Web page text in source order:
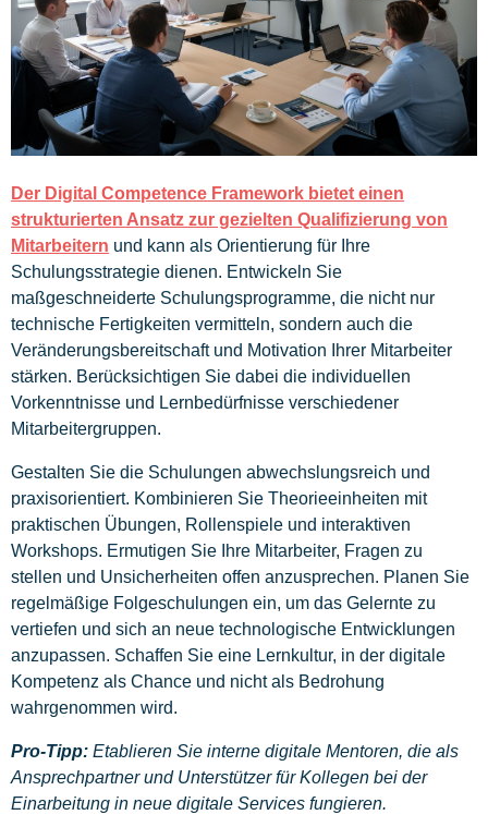
Der Digital Competence Framework bietet einen
strukturierten Ansatz zur gezielten Qualifizierung von
Mitarbeitern und kann als Orientierung für Ihre
Schulungsstrategie dienen. Entwickeln Sie
maßgeschneiderte Schulungsprogramme, die nicht nur
technische Fertigkeiten vermitteln, sondern auch die
Veränderungsbereitschaft und Motivation Ihrer Mitarbeiter
stärken. Berücksichtigen Sie dabei die individuellen
Vorkenntnisse und Lernbedürfnisse verschiedener
Mitarbeitergruppen.
Gestalten Sie die Schulungen abwechslungsreich und
praxisorientiert. Kombinieren Sie Theorieeinheiten mit
praktischen Übungen, Rollenspiele und interaktiven
Workshops. Ermutigen Sie Ihre Mitarbeiter, Fragen zu
stellen und Unsicherheiten offen anzusprechen. Planen Sie
regelmäßige Folgeschulungen ein, um das Gelernte zu
vertiefen und sich an neue technologische Entwicklungen
anzupassen. Schaffen Sie eine Lernkultur, in der digitale
Kompetenz als Chance und nicht als Bedrohung
wahrgenommen wird.
Pro-Tipp: Etablieren Sie interne digitale Mentoren, die als
Ansprechpartner und Unterstützer für Kollegen bei der
Einarbeitung in neue digitale Services fungieren.